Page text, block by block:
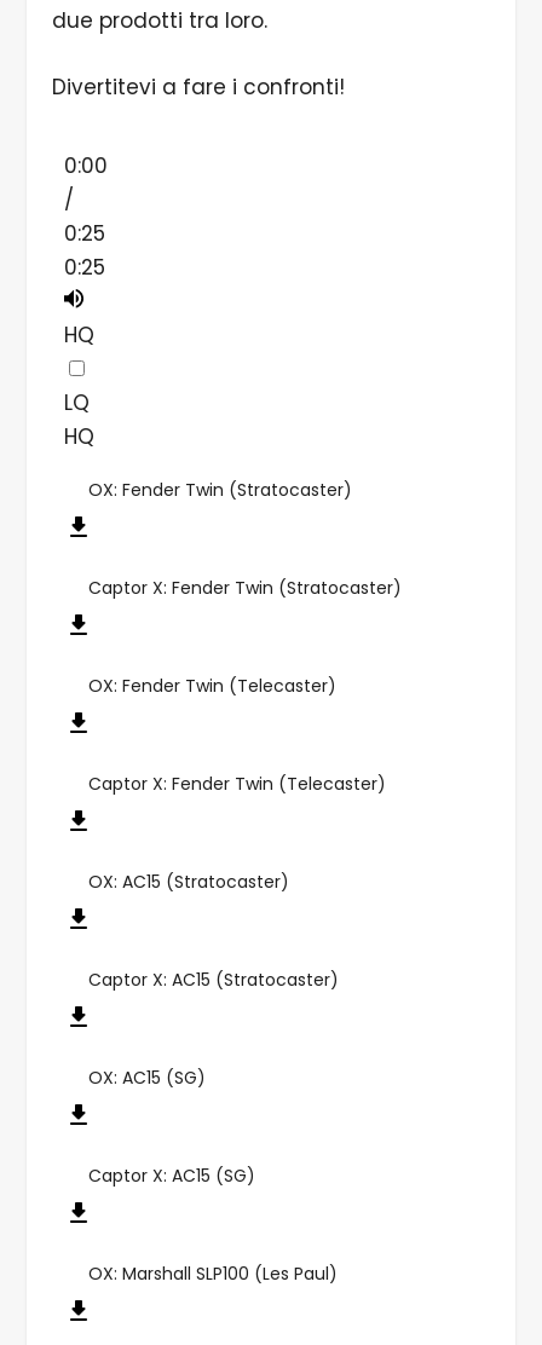
due prodotti tra loro.
Divertitevi a fare i confronti!
0:00
/
0:25
0:25
HQ
LQ
HQ
OX: Fender Twin (Stratocaster)
Captor X: Fender Twin (Stratocaster)
OX: Fender Twin (Telecaster)
Captor X: Fender Twin (Telecaster)
OX: AC15 (Stratocaster)
Captor X: AC15 (Stratocaster)
OX: AC15 (SG)
Captor X: AC15 (SG)
OX: Marshall SLP100 (Les Paul)